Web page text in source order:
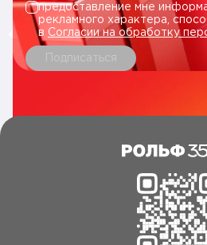
предоставление мне
рекламного характера,
в Согласии на обработку
Подписаться